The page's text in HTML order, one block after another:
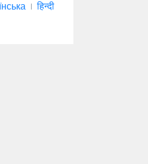
हिन्दी